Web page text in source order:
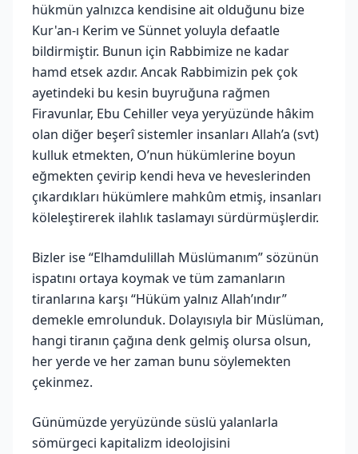
hükmün yalnızca kendisine ait olduğunu bize
Kur'an-ı Kerim ve Sünnet yoluyla defaatle
bildirmiştir. Bunun için Rabbimize ne kadar
hamd etsek azdır. Ancak Rabbimizin pek çok
ayetindeki bu kesin buyruğuna rağmen
Firavunlar, Ebu Cehiller veya yeryüzünde hâkim
olan diğer beşerî sistemler insanları Allah’a (svt)
kulluk etmekten, O’nun hükümlerine boyun
eğmekten çevirip kendi heva ve heveslerinden
çıkardıkları hükümlere mahkûm etmiş, insanları
köleleştirerek ilahlık taslamayı sürdürmüşlerdir.
Bizler ise “Elhamdulillah Müslümanım” sözünün
ispatını ortaya koymak ve tüm zamanların
tiranlarına karşı “Hüküm yalnız Allah’ındır”
demekle emrolunduk. Dolayısıyla bir Müslüman,
hangi tiranın çağına denk gelmiş olursa olsun,
her yerde ve her zaman bunu söylemekten
çekinmez.
Günümüzde yeryüzünde süslü yalanlarla
sömürgeci kapitalizm ideolojisini